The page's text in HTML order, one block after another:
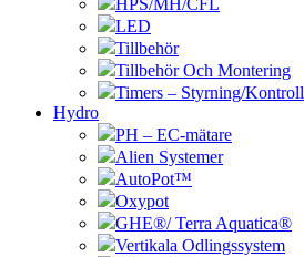
HPS/MH/CFL
LED
Tillbehör
Tillbehör Och Montering
Timers – Styrning/Kontroll
Hydro
PH – EC-mätare
Alien Systemer
AutoPot™
Oxypot
GHE®/ Terra Aquatica®
Vertikala Odlingssystem